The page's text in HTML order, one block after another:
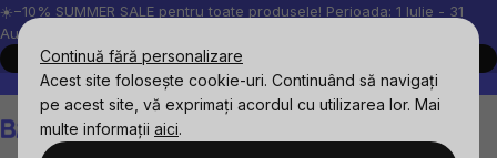
Continuă fără personalizare
Acest site folosește cookie-uri. Continuând să navigați
pe acest site, vă exprimați acordul cu utilizarea lor. Mai
multe informații aici.
Treci
la
conținut
☀️−10% SUMMER SALE pentru toate produsele! Perioada: 1 Iulie - 31
August, 2026.
Cumpără acum
Peste 200.000 de recenzii verificate
Produsele noastre sunt
Coş
de